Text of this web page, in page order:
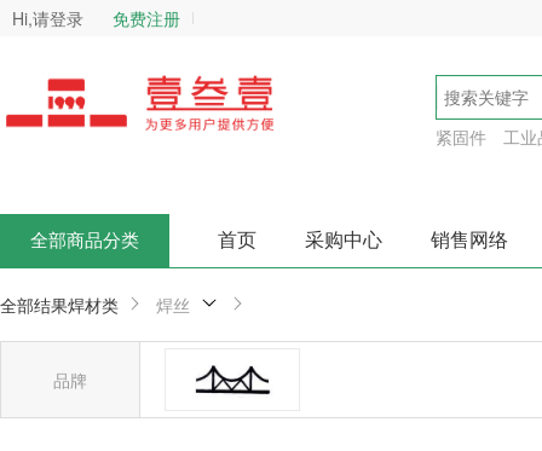
Hi,请登录 免费注册
紧固件 工业
全部商品分类 首页 采购中心 销售网络
全部结果焊材类 焊丝
品牌
金桥焊材